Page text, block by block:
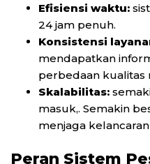
Efisiensi waktu:
24 jam penuh.
Konsistensi
mendapatkan
perbedaan kualitas
Skalabilitas:
masuk,. Semakin
menjaga
Peran Sistem